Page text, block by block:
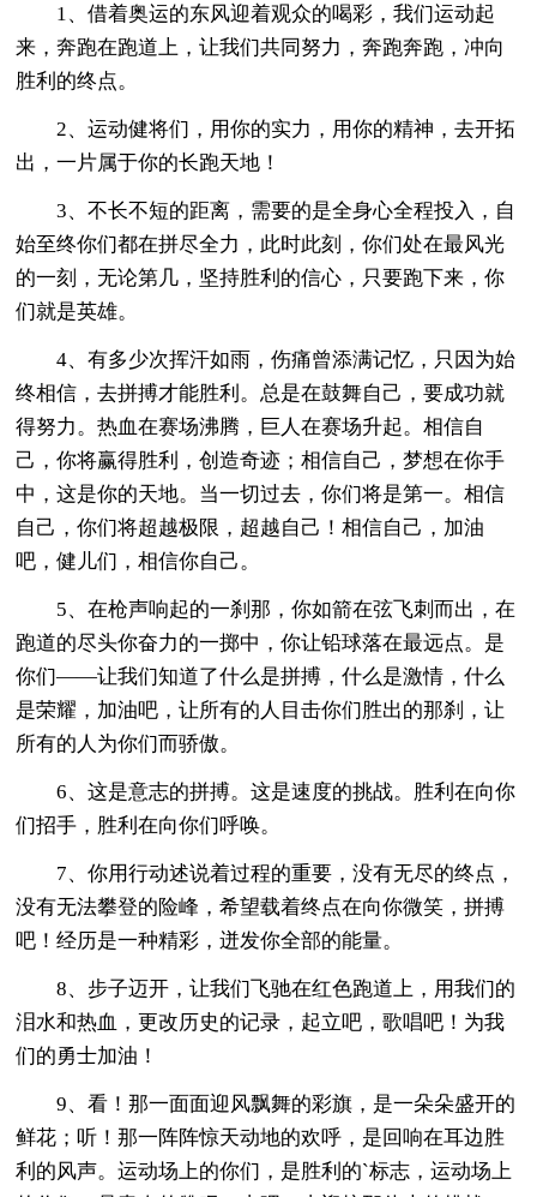
1、借着奥运的东风迎着观众的喝彩，我们运动起
来，奔跑在跑道上，让我们共同努力，奔跑奔跑，冲向
胜利的终点。
2、运动健将们，用你的实力，用你的精神，去开拓
出，一片属于你的长跑天地！
3、不长不短的距离，需要的是全身心全程投入，自
始至终你们都在拼尽全力，此时此刻，你们处在最风光
的一刻，无论第几，坚持胜利的信心，只要跑下来，你
们就是英雄。
4、有多少次挥汗如雨，伤痛曾添满记忆，只因为始
终相信，去拼搏才能胜利。总是在鼓舞自己，要成功就
得努力。热血在赛场沸腾，巨人在赛场升起。相信自
己，你将赢得胜利，创造奇迹；相信自己，梦想在你手
中，这是你的天地。当一切过去，你们将是第一。相信
自己，你们将超越极限，超越自己！相信自己，加油
吧，健儿们，相信你自己。
5、在枪声响起的一刹那，你如箭在弦飞刺而出，在
跑道的尽头你奋力的一掷中，你让铅球落在最远点。是
你们——让我们知道了什么是拼搏，什么是激情，什么
是荣耀，加油吧，让所有的人目击你们胜出的那刹，让
所有的人为你们而骄傲。
6、这是意志的拼搏。这是速度的挑战。胜利在向你
们招手，胜利在向你们呼唤。
7、你用行动述说着过程的重要，没有无尽的终点，
没有无法攀登的险峰，希望载着终点在向你微笑，拼搏
吧！经历是一种精彩，迸发你全部的能量。
8、步子迈开，让我们飞驰在红色跑道上，用我们的
泪水和热血，更改历史的记录，起立吧，歌唱吧！为我
们的勇士加油！
9、看！那一面面迎风飘舞的彩旗，是一朵朵盛开的
鲜花；听！那一阵阵惊天动地的欢呼，是回响在耳边胜
利的风声。运动场上的你们，是胜利的`标志，运动场上